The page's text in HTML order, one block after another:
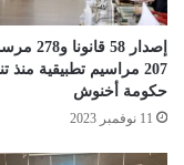
إصدار 58
207 مراسيم تطبيقية منذ
حكومة أخنوش
11 نوفمبر 2023